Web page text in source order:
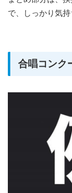
で、しっかり気
合唱コンク